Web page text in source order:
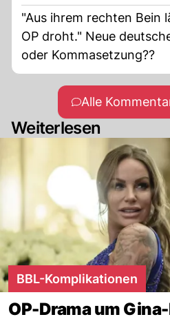
"Aus ihrem rechten Bein
OP droht." Neue
oder Kommasetzung??
Alle
Weiterlesen
BBL-Komplikationen
OP-Drama um